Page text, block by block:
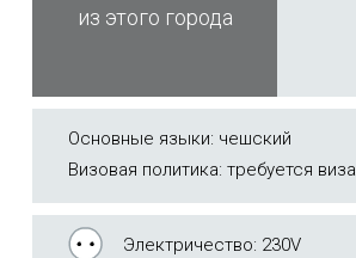
из этого города
Основные языки: чешский
Визовая политика: требуется виза
Электричество: 230V